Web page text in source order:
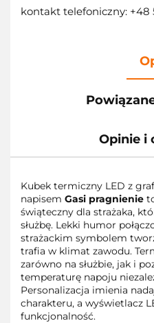
kontakt telefoniczny: +48
Opinie i
Kubek termiczny LED z
napisem Gasi pragnienie
świąteczny dla strażaka,
służbę. Lekki humor
strażackim symbolem
trafia w klimat zawodu.
zarówno na służbie, jak i
temperaturę napoju
Personalizacja imienia
charakteru, a wyświetlacz
funkcjonalność.